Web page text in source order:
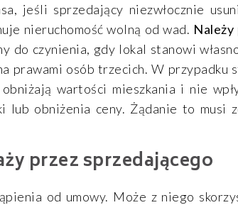
jeśli sprzedający niezwłocznie
nieruchomość wolną od wad. Należy
do czynienia, gdy lokal stanowi
prawami osób trzecich. W
wartości mieszkania i nie
lub obniżenia ceny. Żądanie to musi
przez sprzedającego
od umowy. Może z niego